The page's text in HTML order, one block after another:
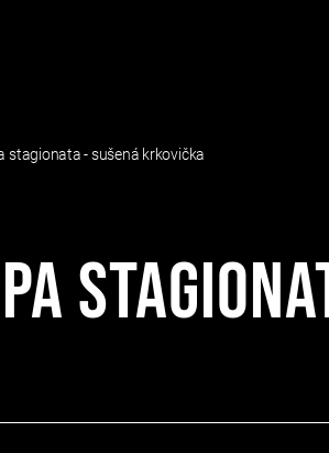
stagionata - sušená krkovička